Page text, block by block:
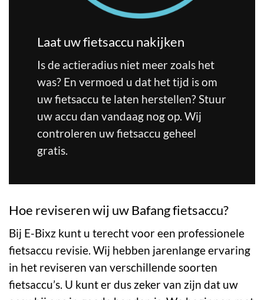
Laat uw fietsaccu nakijken
Is de actieradius niet meer zoals het
was? En vermoed u dat het tijd is om
uw fietsaccu te laten herstellen? Stuur
uw accu dan vandaag nog op. Wij
controleren uw fietsaccu geheel
gratis.
Hoe reviseren wij uw Bafang fietsaccu?
Bij E-Bixz kunt u terecht voor een professionele
fietsaccu revisie. Wij hebben jarenlange ervaring
in het reviseren van verschillende soorten
fietsaccu’s. U kunt er dus zeker van zijn dat uw